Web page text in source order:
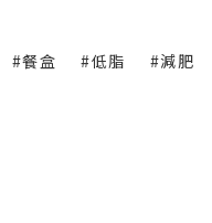
#餐盒 #低脂
#減肥